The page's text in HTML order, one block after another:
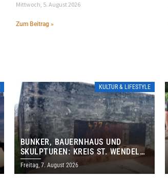
Mittwoch, 5. August 2026
Zum Beitrag »
KULTUR & LIFESTYLE
BUNKER, BAUERNHAUS UND
SKULPTUREN: KREIS ST. WENDEL
LÄDT ZUM TAG DES OFFENEN
DENKMALS EIN
Freitag, 7. August 2026